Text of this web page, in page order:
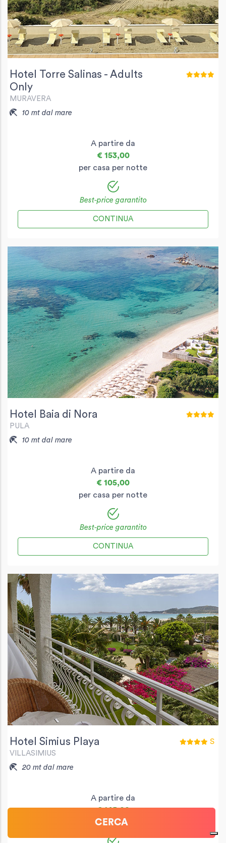
Hotel Torre Salinas - Adults
Only
MURAVERA
10 mt dal mare
A partire da
€ 153,00
per casa per notte
Best-price garantito
CONTINUA
Hotel Baia di Nora
PULA
10 mt dal mare
A partire da
€ 105,00
per casa per notte
Best-price garantito
CONTINUA
Hotel Simius Playa
VILLASIMIUS
20 mt dal mare
S
A partire da
€ 145,00
per casa per notte
CERCA